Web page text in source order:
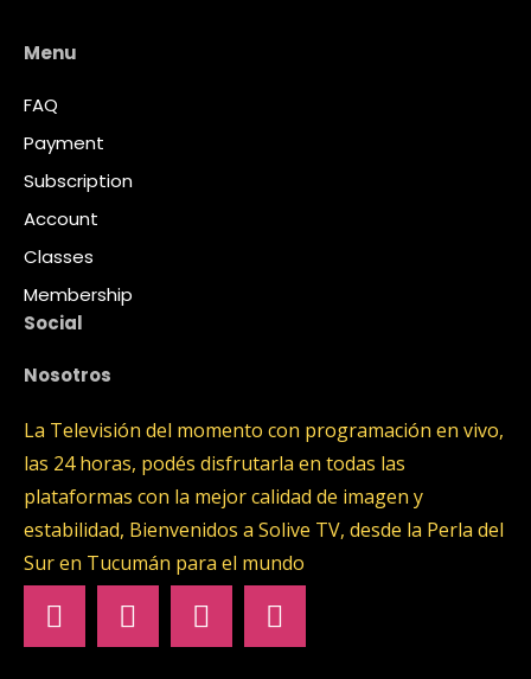
Menu
FAQ
Payment
Subscription
Account
Classes
Membership
Social
Nosotros
La Televisión del momento con programación en vivo,
las 24 horas, podés disfrutarla en todas las
plataformas con la mejor calidad de imagen y
estabilidad, Bienvenidos a Solive TV, desde la Perla del
Sur en Tucumán para el mundo